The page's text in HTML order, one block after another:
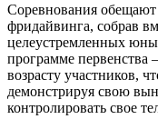
Соревнования обещают
фридайвинга, собрав
целеустремленных
программе первенства
возрасту участников,
демонстрируя свою
контролировать свое